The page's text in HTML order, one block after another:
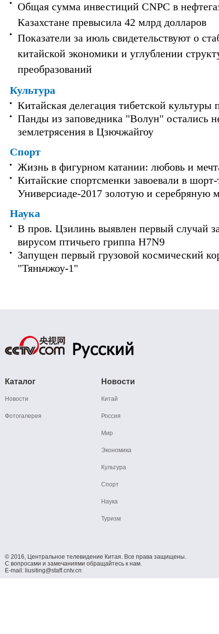
Общая сумма инвестиций CNPC в
Казахстане превысила 42 млрд долларов
Показатели за июль свидетельствуют о
китайской экономики и углублении
преобразований
Культура
Китайская делегация тибетской культуры
Панды из заповедника "Волун" остались
землетрясения в Цзючжайгоу
Спорт
Жизнь в фигурном катании: любовь и
Китайские спортсменки завоевали в шорт-
Универсиаде-2017 золотую и серебряную
Наука
В пров. Цзилинь выявлен первый случай
вирусом птичьего гриппа H7N9
Запущен первый грузовой космический
"Тяньчжоу-1"
Каталог
Новости
Фотогалерея
Новости
Китай
Россия
Мир
Экономика
Культура
Спорт
Наука
Туризм
© 2016, Центральное телевидение Китая. Все права защищены.
С вопросами и замечаниями обращайтесь к нам.
E-mail: liusiting@staff.cntv.cn